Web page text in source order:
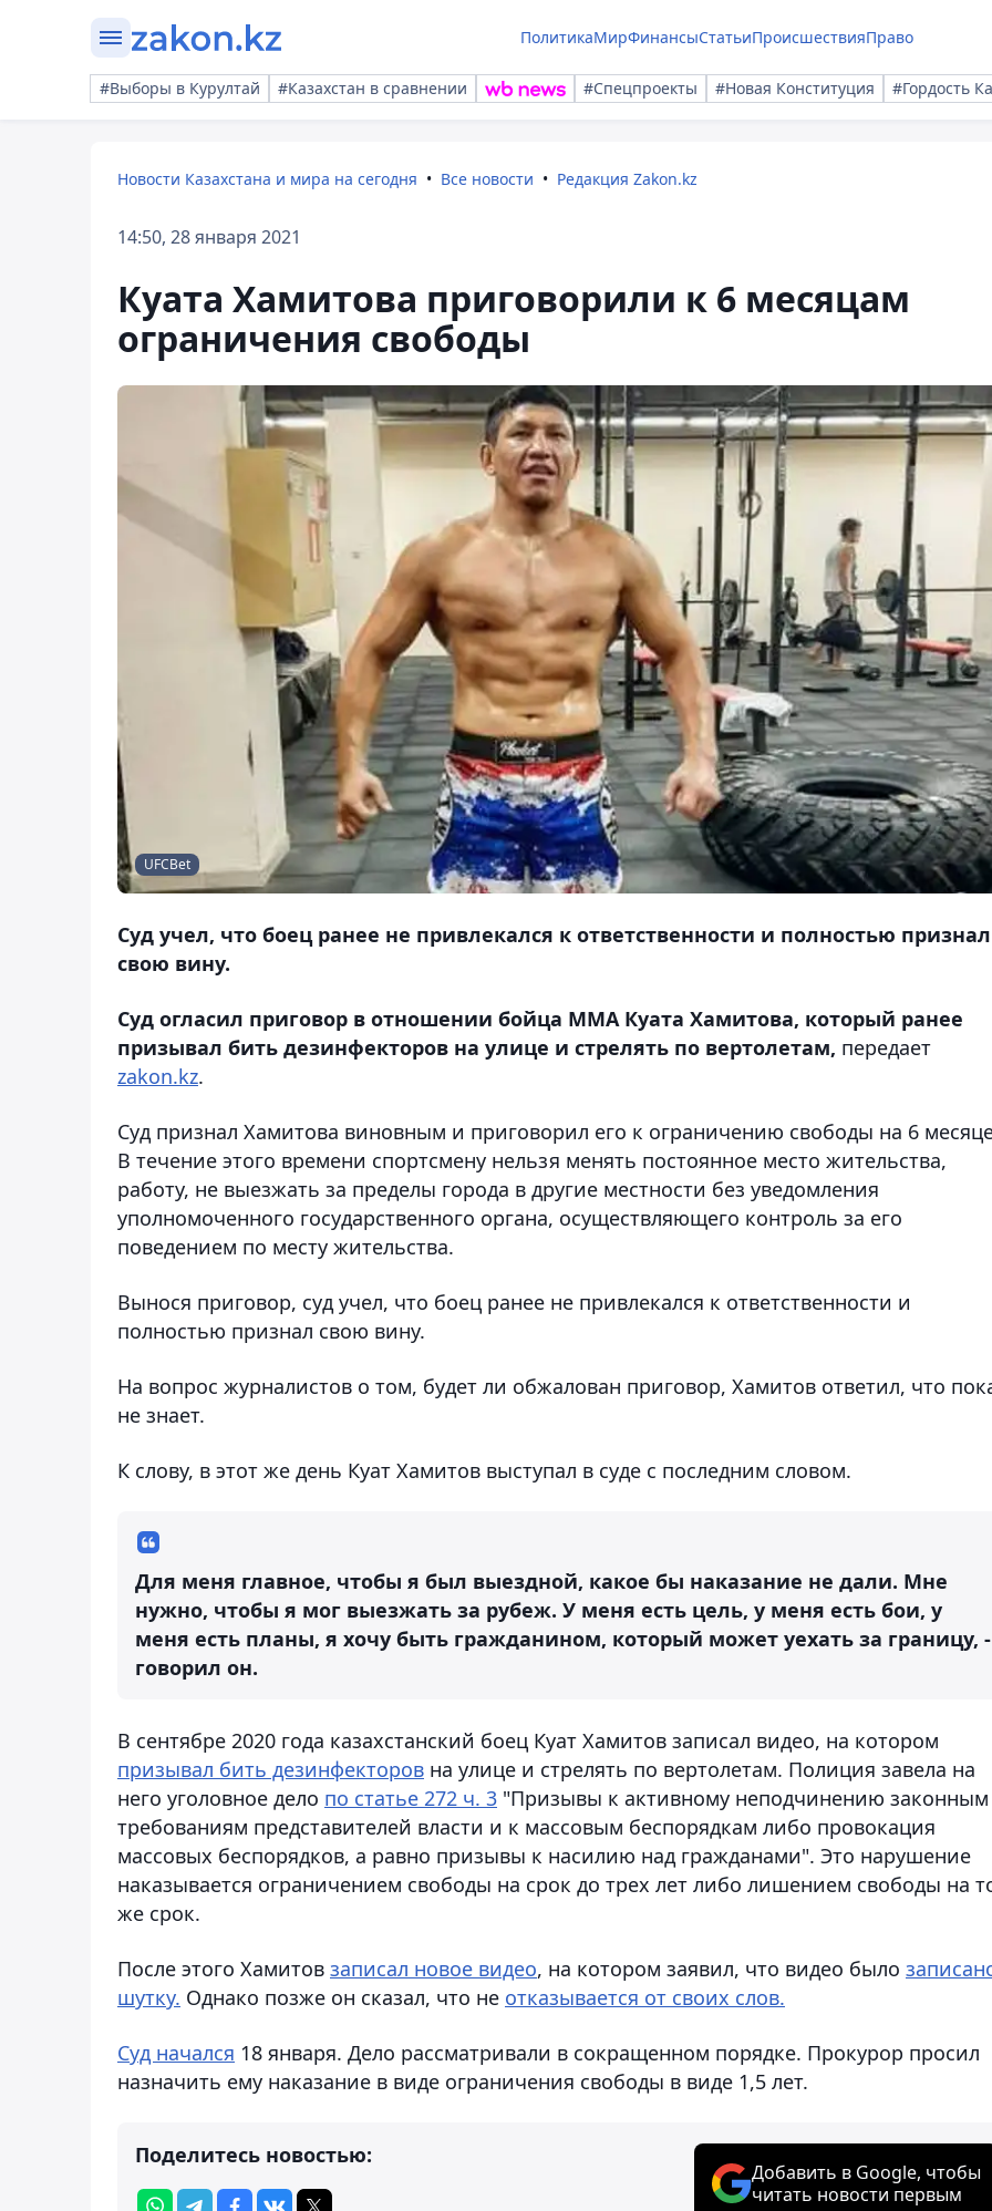
ПолитикаМирФинансыСтатьиПроисшествияПраво
#Выборы в Курултай #Казахстан в сравнении #Спецпроекты #Новая Конституция #Гордость
Новости Казахстана и мира на сегодня Все новости Редакция Zakon.kz
14:50, 28 января 2021
Куата Хамитова приговорили к 6 месяцам
ограничения свободы
UFCBet
Суд учел, что боец ранее не привлекался к ответственности и полностью признал
свою вину.
Суд огласил приговор в отношении бойца ММА Куата Хамитова, который ранее
призывал бить дезинфекторов на улице и стрелять по вертолетам, передает
zakon.kz.
Суд признал Хамитова виновным и приговорил его к ограничению свободы на 6
В течение этого времени спортсмену нельзя менять постоянное место жительства,
работу, не выезжать за пределы города в другие местности без уведомления
уполномоченного государственного органа, осуществляющего контроль за его
поведением по месту жительства.
Вынося приговор, суд учел, что боец ранее не привлекался к ответственности и
полностью признал свою вину.
На вопрос журналистов о том, будет ли обжалован приговор, Хамитов ответил, что
не знает.
К слову, в этот же день Куат Хамитов выступал в суде с последним словом.
Для меня главное, чтобы я был выездной, какое бы наказание не дали. Мне
нужно, чтобы я мог выезжать за рубеж. У меня есть цель, у меня есть бои, у
меня есть планы, я хочу быть гражданином, который может уехать за границу, -
говорил он.
В сентябре 2020 года казахстанский боец Куат Хамитов записал видео, на котором
призывал бить дезинфекторов на улице и стрелять по вертолетам. Полиция завела на
него уголовное дело по статье 272 ч. 3 "Призывы к активному неподчинению законным
требованиям представителей власти и к массовым беспорядкам либо провокация
массовых беспорядков, а равно призывы к насилию над гражданами". Это нарушение
наказывается ограничением свободы на срок до трех лет либо лишением свободы на
же срок.
После этого Хамитов записал новое видео, на котором заявил, что видео было
шутку. Однако позже он сказал, что не отказывается от своих слов.
Суд начался 18 января. Дело рассматривали в сокращенном порядке. Прокурор просил
назначить ему наказание в виде ограничения свободы в виде 1,5 лет.
Поделитесь новостью:
Добавить в Google, чтобы
читать новости первым